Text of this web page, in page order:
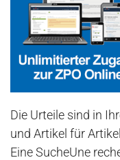
Die Urteile sind in
und Artikel für
Eine SucheUne